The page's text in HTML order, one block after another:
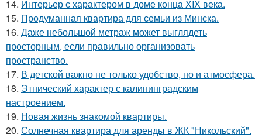
14. Интерьер с характером в доме конца XIX века.
15. Продуманная квартира для семьи из Минска.
16. Даже небольшой метраж может выглядеть
просторным, если правильно организовать
пространство.
17. В детской важно не только удобство, но и атмосфера.
18. Этнический характер с калининградским
настроением.
19. Новая жизнь знакомой квартиры.
20. Солнечная квартира для аренды в ЖК "Никольский".